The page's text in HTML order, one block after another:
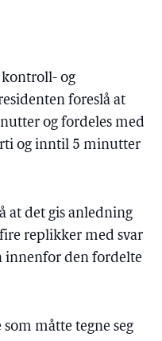
kontroll- og
foreslå at
og fordeles med
og inntil 5 minutter
at det gis anledning
replikker med svar
innenfor den fordelte
måtte tegne seg